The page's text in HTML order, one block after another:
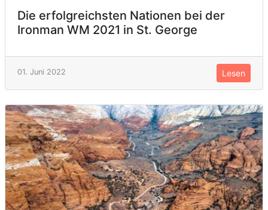
Die erfolgreichsten Nationen bei der
Ironman WM 2021 in St. George
01. Juni 2022 Lesen